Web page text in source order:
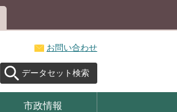
お問い合わせ
データセット検索
市政情報